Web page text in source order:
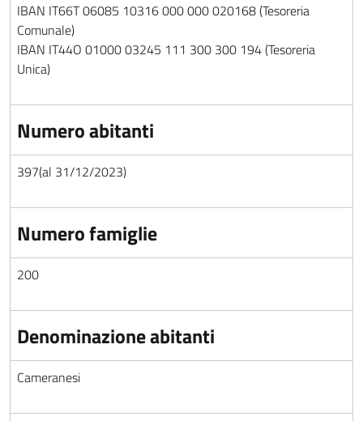
IBAN IT66T 06085 10316 000 000 020168 (Tesoreria
Comunale)
IBAN IT44O 01000 03245 111 300 300 194 (Tesoreria
Unica)
Numero abitanti
397(al 31/12/2023)
Numero famiglie
200
Denominazione abitanti
Cameranesi